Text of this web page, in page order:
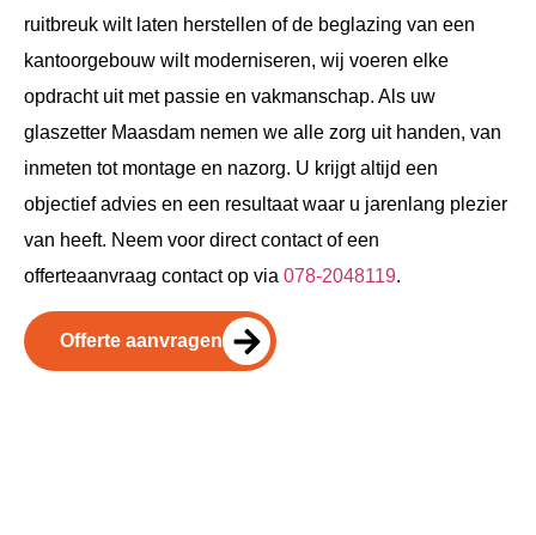
ruitbreuk wilt laten herstellen of de beglazing van een
kantoorgebouw wilt moderniseren, wij voeren elke
opdracht uit met passie en vakmanschap. Als uw
glaszetter Maasdam nemen we alle zorg uit handen, van
inmeten tot montage en nazorg. U krijgt altijd een
objectief advies en een resultaat waar u jarenlang plezier
van heeft. Neem voor direct contact of een
offerteaanvraag contact op via 078-2048119.
Offerte aanvragen